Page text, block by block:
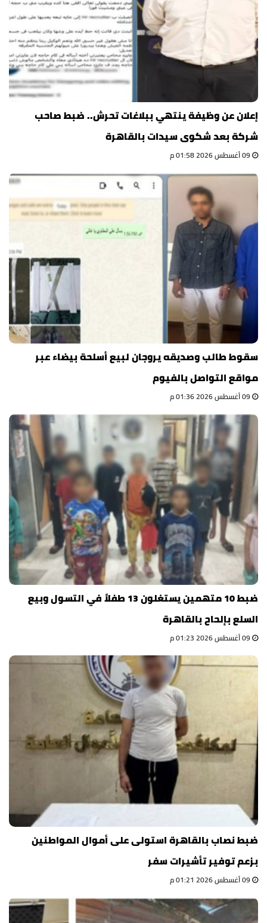
إعلان عن وظيفة ينتهي ببلاغات تحرش.. ضبط صاحب
شركة بعد شكوى سيدات بالقاهرة
سقوط طالب وصديقه يروجان لبيع أسلحة بيضاء عبر
مواقع التواصل بالفيوم
ضبط 10 متهمين يستغلون 13 طفلاً في التسول وبيع
السلع بإلحاح بالقاهرة
ضبط نصاب بالقاهرة استولى على أموال المواطنين
بزعم توفير تأشيرات سفر